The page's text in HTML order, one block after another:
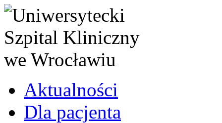
Aktualności
Dla pacjenta